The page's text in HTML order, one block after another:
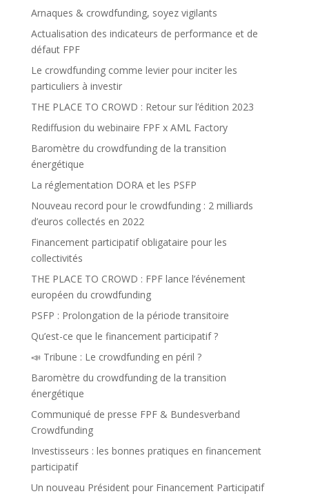
Arnaques & crowdfunding, soyez vigilants
Actualisation des indicateurs de performance et de
défaut FPF
Le crowdfunding comme levier pour inciter les
particuliers à investir
THE PLACE TO CROWD : Retour sur l’édition 2023
Rediffusion du webinaire FPF x AML Factory
Baromètre du crowdfunding de la transition
énergétique
La réglementation DORA et les PSFP
Nouveau record pour le crowdfunding : 2 milliards
d’euros collectés en 2022
Financement participatif obligataire pour les
collectivités
THE PLACE TO CROWD : FPF lance l’événement
européen du crowdfunding
PSFP : Prolongation de la période transitoire
Qu’est-ce que le financement participatif ?
📣 Tribune : Le crowdfunding en péril ?
Baromètre du crowdfunding de la transition
énergétique
Communiqué de presse FPF & Bundesverband
Crowdfunding
Investisseurs : les bonnes pratiques en financement
participatif
Un nouveau Président pour Financement Participatif